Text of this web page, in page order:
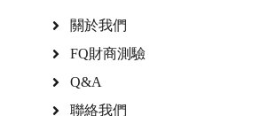
關於我們
FQ財商測驗
Q&A
聯絡我們